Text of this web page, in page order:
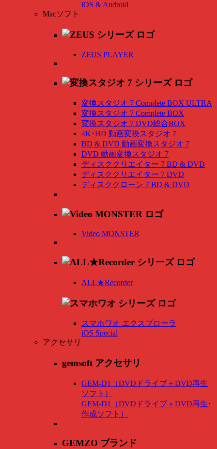
iOS & Android
Macソフト
ZEUS PLAYER
変換スタジオ 7 Complete BOX ULTRA
変換スタジオ 7 Complete BOX
変換スタジオ 7 DVD総合BOX
4K･HD 動画変換スタジオ 7
BD & DVD 動画変換スタジオ 7
DVD 動画変換スタジオ 7
ディスククリエイター 7 BD & DVD
ディスククリエイター 7 DVD
ディスククローン 7 BD & DVD
Video MONSTER
ALL★Recorder
スマホワオ エクスプローラ
iOS Special
アクセサリ
gemsoft アクセサリ
GEM-D1（DVDドライブ＋DVD再生
ソフト）
GEM-D1（DVDドライブ＋DVD再生･
作成ソフト）
GEMZO ブランド